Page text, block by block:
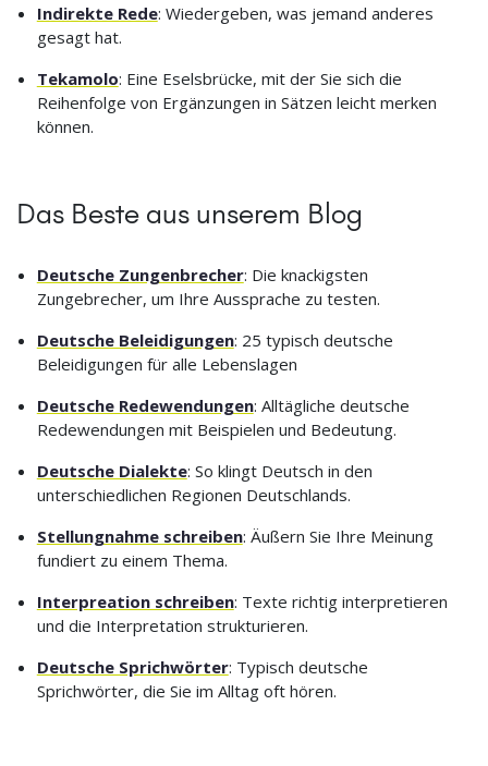
Indirekte Rede: Wiedergeben, was jemand anderes
gesagt hat.
Tekamolo: Eine Eselsbrücke, mit der Sie sich die
Reihenfolge von Ergänzungen in Sätzen leicht merken
können.
Das Beste aus unserem Blog
Deutsche Zungenbrecher: Die knackigsten
Zungebrecher, um Ihre Aussprache zu testen.
Deutsche Beleidigungen: 25 typisch deutsche
Beleidigungen für alle Lebenslagen
Deutsche Redewendungen: Alltägliche deutsche
Redewendungen mit Beispielen und Bedeutung.
Deutsche Dialekte: So klingt Deutsch in den
unterschiedlichen Regionen Deutschlands.
Stellungnahme schreiben: Äußern Sie Ihre Meinung
fundiert zu einem Thema.
Interpreation schreiben: Texte richtig interpretieren
und die Interpretation strukturieren.
Deutsche Sprichwörter: Typisch deutsche
Sprichwörter, die Sie im Alltag oft hören.